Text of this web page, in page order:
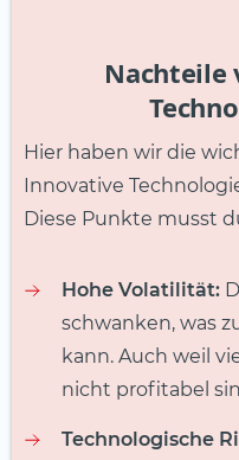
Nachteile
Hier haben wir die
Innovative
Diese Punkte musst
Hohe Volatilität:
schwanken, was
kann. Auch weil
nicht profitabel
Technologische